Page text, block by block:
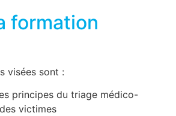
formation
visées sont :
principes du triage médico-
victimes